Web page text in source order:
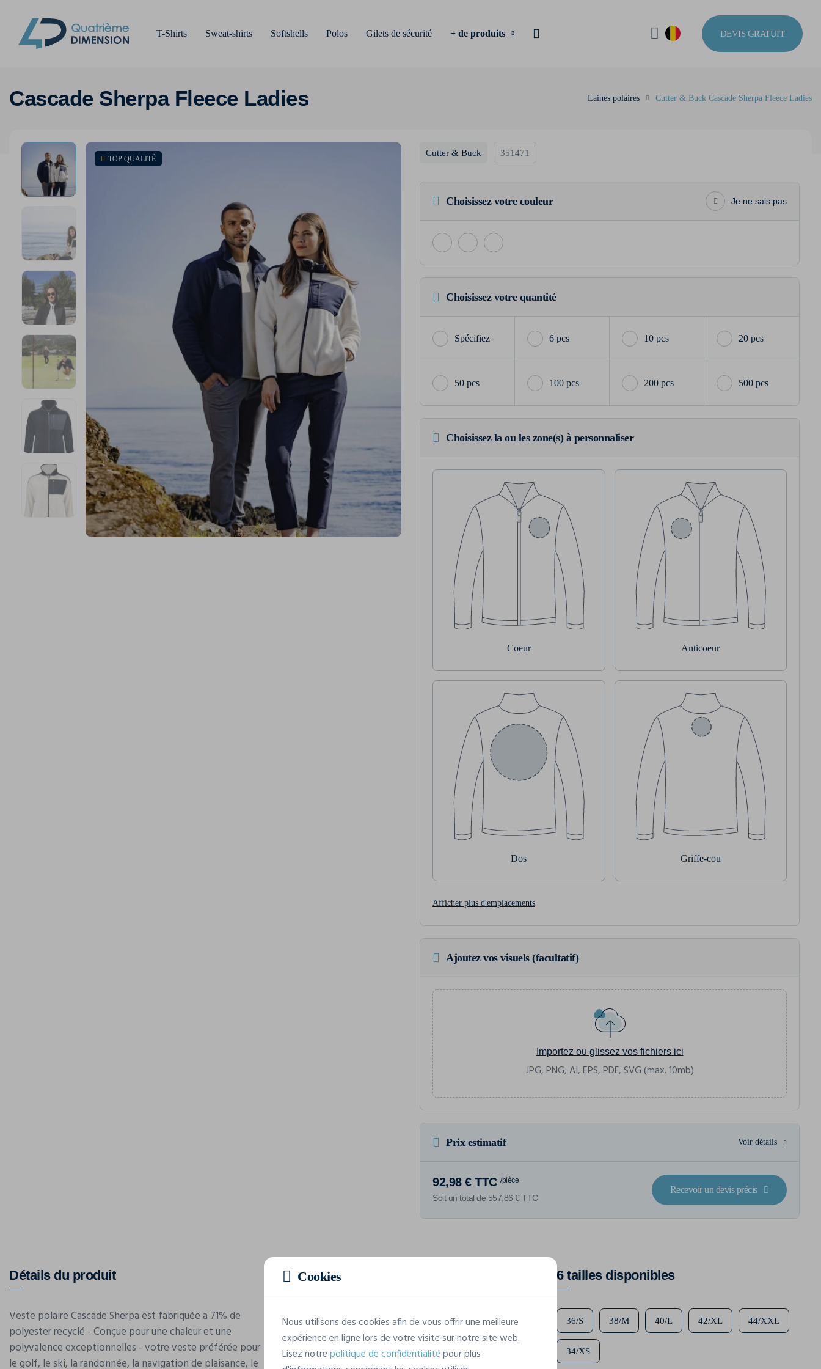
T-Shirts Sweat-shirts Softshells Polos Gilets de sécurité + de produits DEVIS GRATUIT
Cascade Sherpa Fleece Ladies Laines polaires Cutter & Buck Cascade Sherpa Fleece Ladies
TOP QUALITÉ
Cutter & Buck 351471
Choisissez votre couleur Je ne sais pas
Choisissez votre quantité
6 pcs 10 pcs 20 pcs
50 pcs 100 pcs 200 pcs 500 pcs
Choisissez la ou les zone(s) à personnaliser
Coeur Anticoeur
Dos Griffe-cou
Afficher plus d'emplacements
Ajoutez vos visuels (facultatif)
Importez ou glissez vos fichiers ici
JPG, PNG, AI, EPS, PDF, SVG (max. 10mb)
Prix estimatif Voir détails
92,98 € TTC /pièce
Soit un total de 557,86 € TTC
Recevoir un devis précis
Détails du produit
Veste polaire Cascade Sherpa est fabriquée a 71% de
polyester recyclé - Conçue pour une chaleur et une
polyvalence exceptionnelles - votre veste préférée pour
le golf, le ski, la randonnée, la navigation de plaisance, le
Caractéristiques
Marque
Cutter & Buck
Référence
351471
6 tailles disponibles
36/S 38/M 40/L 42/XL 44/XXL
34/XS
Cookies
Nous utilisons des cookies afin de vous offrir une meilleure
expérience en ligne lors de votre visite sur notre site web.
Lisez notrepolitique de confidentialitépour plus